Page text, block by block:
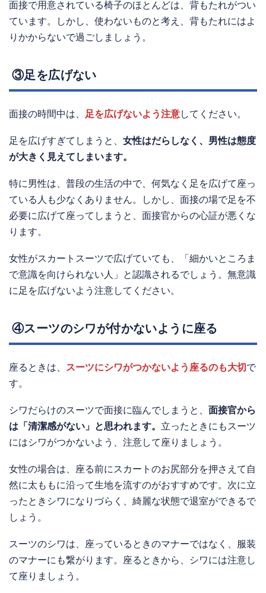
面接で用意されている椅子のほとんどは、背もたれがつい
ています。しかし、使わないものと考え、背もたれにはよ
りかからないで過ごしましょう。
③足を広げない
面接の時間中は、 足を広げないよう注意してください。
足を広げすぎてしまうと、 女性はだらしなく、男性は態度
が大きく見えてしまいます。
特に男性は、普段の生活の中で、何気なく足を広げて座っ
ている人も少なくありません。しかし、面接の場で足を不
必要に広げて座ってしまうと、面接官からの心証が悪くな
ります。
女性がスカートスーツで広げていても、「細かいところま
で意識を向けられない人」と認識されるでしょう。無意識
に足を広げないよう注意してください。
④スーツのシワが付かないように座る
座るときは、 スーツにシワがつかないよう座るのも大切 で
す。
シワだらけのスーツで面接に臨んでしまうと、 面接官から
は「清潔感がない」と思われます。 立ったときにもスーツ
にはシワがつかないよう、注意して座りましょう。
女性の場合は、座る前にスカートのお尻部分を押さえて自
然に太ももに沿って生地を流すのがおすすめです。次に立
ったときシワになりづらく、綺麗な状態で退室ができるで
しょう。
スーツのシワは、座っているときのマナーではなく、服装
のマナーにも繋がります。座るときから、シワには注意し
て座りましょう。